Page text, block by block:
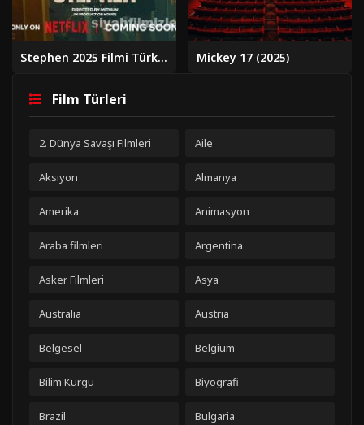
Stephen 2025 Filmi Türkçe Dublaj Altyazılı Full izle Mickey 17 (2025)
Film Türleri
2. Dünya Savaşı Filmleri Aile
Aksiyon Almanya
Amerika Animasyon
Araba filmleri Argentina
Asker Filmleri Asya
Australia Austria
Belgesel Belgium
Bilim Kurgu Biyografi
Brazil Bulgaria